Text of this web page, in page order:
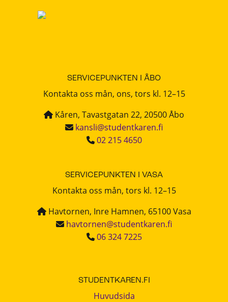
SERVICEPUNKTEN I ÅBO
Kontakta oss mån, ons, tors kl. 12–15
Kåren, Tavastgatan 22, 20500 Åbo
kansli@studentkaren.fi
02 215 4650
SERVICEPUNKTEN I VASA
Kontakta oss mån, tors kl. 12–15
Havtornen, Inre Hamnen, 65100 Vasa
havtornen@studentkaren.fi
06 324 7225
STUDENTKAREN.FI
Huvudsida